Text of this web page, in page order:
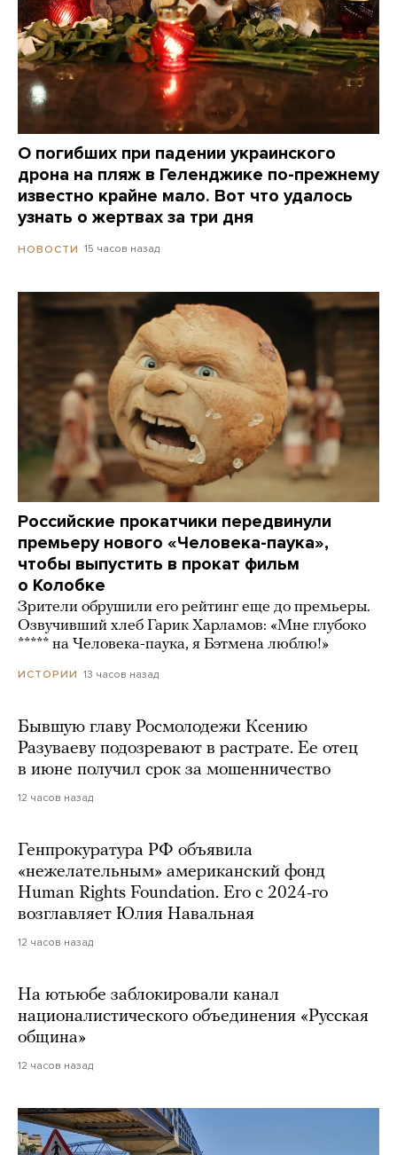
О погибших при падении украинского
дрона на пляж в Геленджике по-прежнему
известно крайне мало. Вот что удалось
узнать о жертвах за три дня
НОВОСТИ 15 часов назад
Российские прокатчики передвинули
премьеру нового «Человека-паука»,
чтобы выпустить в прокат фильм
о Колобке
Зрители обрушили его рейтинг еще до премьеры.
Озвучивший хлеб Гарик Харламов: «Мне глубоко
***** на Человека-паука, я Бэтмена люблю!»
ИСТОРИИ 13 часов назад
Бывшую главу Росмолодежи Ксению
Разуваеву подозревают в растрате. Ее отец
в июне получил срок за мошенничество
12 часов назад
Генпрокуратура РФ объявила
«нежелательным» американский фонд
Human Rights Foundation. Его с 2024-го
возглавляет Юлия Навальная
12 часов назад
На ютьюбе заблокировали канал
националистического объединения «Русская
община»
12 часов назад